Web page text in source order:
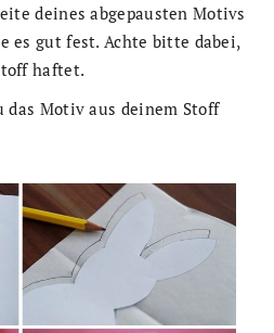
deines abgepausten Motivs
es gut fest. Achte bitte dabei,
haftet.
das Motiv aus deinem Stoff